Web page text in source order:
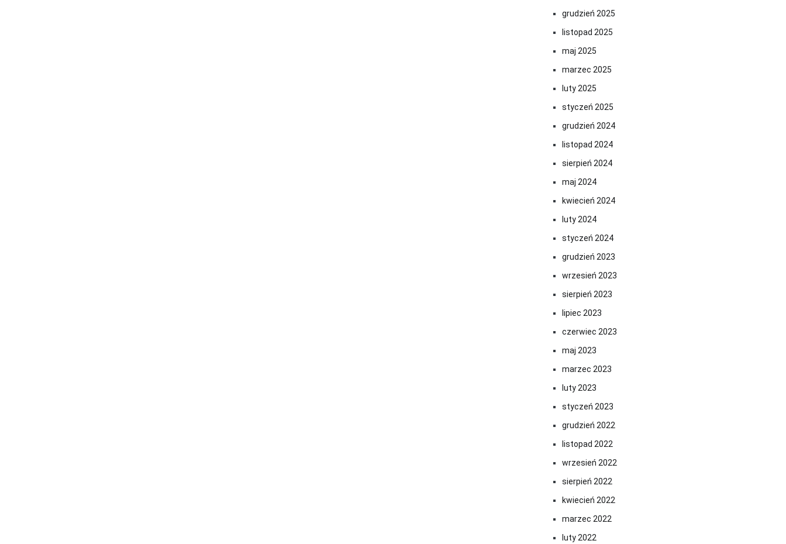
grudzień 2025
listopad 2025
maj 2025
marzec 2025
luty 2025
styczeń 2025
grudzień 2024
listopad 2024
sierpień 2024
maj 2024
kwiecień 2024
luty 2024
styczeń 2024
grudzień 2023
wrzesień 2023
sierpień 2023
lipiec 2023
czerwiec 2023
maj 2023
marzec 2023
luty 2023
styczeń 2023
grudzień 2022
listopad 2022
wrzesień 2022
sierpień 2022
kwiecień 2022
marzec 2022
luty 2022